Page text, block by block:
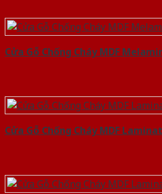
Cửa Gỗ Chống Cháy MDF
Cửa Gỗ Chống Cháy MDF